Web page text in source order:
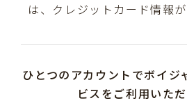
は、クレジットカード情報が
ひとつのアカウントでボイジ
ビスをご利用いただ